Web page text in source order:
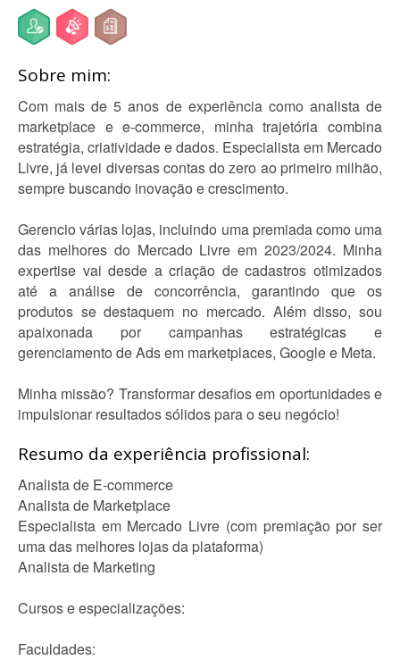
Sobre mim:
Com mais de 5 anos de experiência como analista de
marketplace e e-commerce, minha trajetória combina
estratégia, criatividade e dados. Especialista em Mercado
Livre, já levei diversas contas do zero ao primeiro milhão,
sempre buscando inovação e crescimento.
Gerencio várias lojas, incluindo uma premiada como uma
das melhores do Mercado Livre em 2023/2024. Minha
expertise vai desde a criação de cadastros otimizados
até a análise de concorrência, garantindo que os
produtos se destaquem no mercado. Além disso, sou
apaixonada por campanhas estratégicas e
gerenciamento de Ads em marketplaces, Google e Meta.
Minha missão? Transformar desafios em oportunidades e
impulsionar resultados sólidos para o seu negócio!
Resumo da experiência profissional:
Analista de E-commerce
Analista de Marketplace
Especialista em Mercado Livre (com premiação por ser
uma das melhores lojas da plataforma)
Analista de Marketing
Cursos e especializações:
Faculdades: